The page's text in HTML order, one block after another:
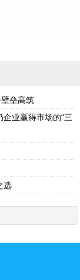
垒高筑
业赢得市场的“三
选